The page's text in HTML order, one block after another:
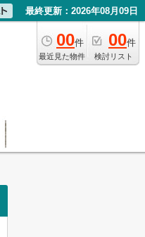
最終更新：2026年08月09日
00件
最近見た物件
00件
検討リスト